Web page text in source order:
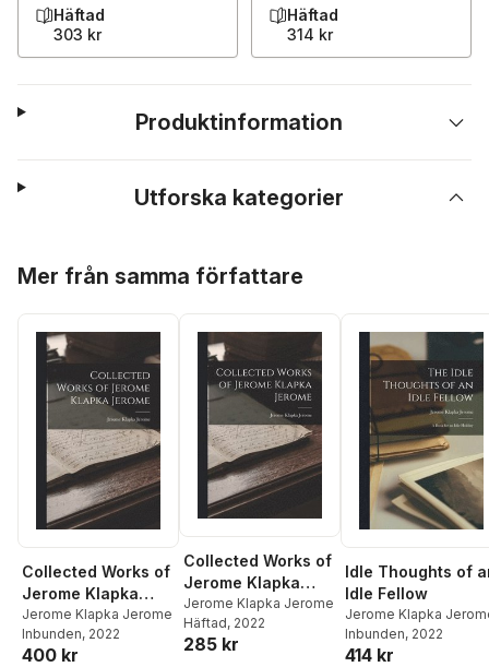
Häftad
303 kr
Häftad
314 kr
Produktinformation
Utforska kategorier
Mer från samma författare
Collected Works of
Jerome Klapka
Jerome
Jerome Klapka Jerome
Inbunden, 2022
400 kr
Collected Works of
Jerome Klapka
Jerome
Jerome Klapka Jerome
Häftad, 2022
285 kr
Idle Thoughts of
Idle Fellow
Jerome Klapka
Inbunden, 2022
414 kr